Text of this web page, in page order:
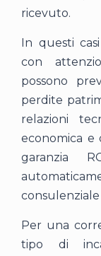
ricevuto.
In questi
con
possono
perdite
relazioni
economica e
garanzia
Per una
tipo di